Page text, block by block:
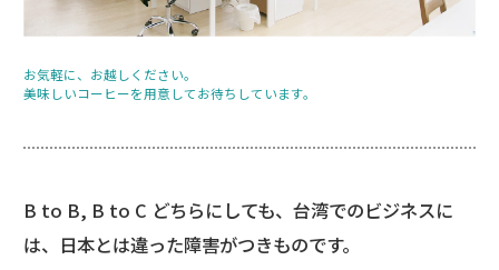
お気軽に、お越しください。
美味しいコーヒーを用意してお待ちしています。
B to B, B to C どちらにしても、台湾でのビジネスに
は、日本とは違った障害がつきものです。